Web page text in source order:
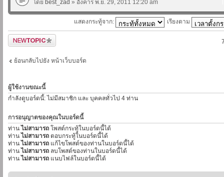
โดย best_zad » อังคาร พ.ย. 29, 2011 12:20 am
แสดงกระทู้จาก: เรียงตาม
ตั้งกระทู้ใหม่
ย้อนกลับไปยัง หน้าเว็บบอร์ด
ผู้ใช้งานขณะนี้
กำลังดูบอร์ดนี้: ไม่มีสมาชิก และ บุคคลทั่วไป 4 ท่าน
การอนุญาตของคุณในบอร์ดนี้
ท่าน ไม่สามารถ โพสต์กระทู้ในบอร์ดนี้ได้
ท่าน ไม่สามารถ ตอบกระทู้ในบอร์ดนี้ได้
ท่าน ไม่สามารถ แก้ไขโพสต์ของท่านในบอร์ดนี้ได้
ท่าน ไม่สามารถ ลบโพสต์ของท่านในบอร์ดนี้ได้
ท่าน ไม่สามารถ แนบไฟล์ในบอร์ดนี้ได้